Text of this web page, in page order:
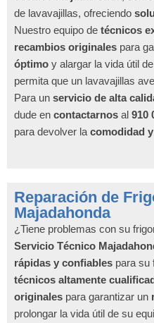
de lavavajillas, ofreciendo
Nuestro equipo de técnicos
recambios originales para
óptimo y alargar la vida útil
permita que un lavavajillas
Para un servicio de alta
dude en contactarnos al 910
para devolver la comodidad
Reparación de
Majadahonda
¿Tiene problemas con su
Servicio Técnico
rápidas y confiables para su
técnicos altamente
originales para garantizar un
prolongar la vida útil de su